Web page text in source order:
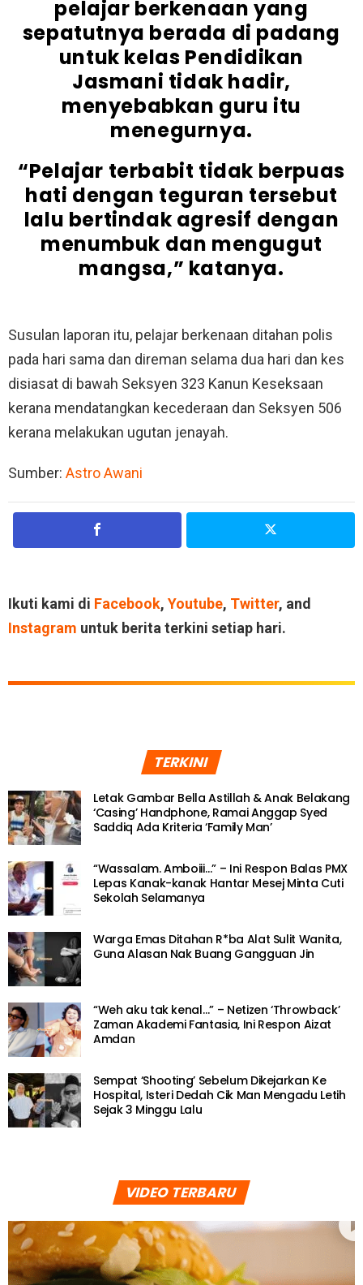
pelajar berkenaan yang
sepatutnya berada di padang
untuk kelas Pendidikan
Jasmani tidak hadir,
menyebabkan guru itu
menegurnya.
“Pelajar terbabit tidak berpuas
hati dengan teguran tersebut
lalu bertindak agresif dengan
menumbuk dan mengugut
mangsa,” katanya.
Susulan laporan itu, pelajar berkenaan ditahan polis
pada hari sama dan direman selama dua hari dan kes
disiasat di bawah Seksyen 323 Kanun Keseksaan
kerana mendatangkan kecederaan dan Seksyen 506
kerana melakukan ugutan jenayah.
Sumber: Astro Awani
Ikuti kami di Facebook, Youtube, Twitter, and
Instagram untuk berita terkini setiap hari.
TERKINI
Letak Gambar Bella Astillah & Anak Belakang
‘Casing’ Handphone, Ramai Anggap Syed
Saddiq Ada Kriteria ‘Family Man’
“Wassalam. Amboiii…” – Ini Respon Balas PMX
Lepas Kanak-kanak Hantar Mesej Minta Cuti
Sekolah Selamanya
Warga Emas Ditahan R*ba Alat Sulit Wanita,
Guna Alasan Nak Buang Gangguan Jin
“Weh aku tak kenal…” – Netizen ‘Throwback’
Zaman Akademi Fantasia, Ini Respon Aizat
Amdan
Sempat ‘Shooting’ Sebelum Dikejarkan Ke
Hospital, Isteri Dedah Cik Man Mengadu Letih
Sejak 3 Minggu Lalu
VIDEO TERBARU